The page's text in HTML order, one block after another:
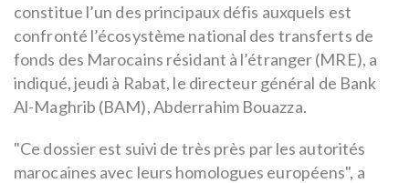
constitue l’un des principaux défis auxquels est
confronté l’écosystème national des transferts de
fonds des Marocains résidant à l’étranger (MRE), a
indiqué, jeudi à Rabat, le directeur général de Bank
Al-Maghrib (BAM), Abderrahim Bouazza.
"Ce dossier est suivi de très près par les autorités
marocaines avec leurs homologues européens", a